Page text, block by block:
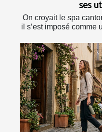
ses
On croyait le spa
il s’est imposé comme